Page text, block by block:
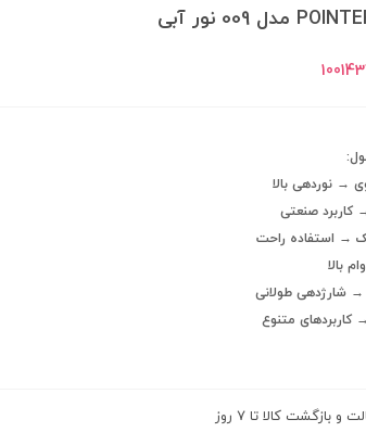
→ نوردهی بالا
کاربرد صنعتی
→ استفاده راحت
بالا
→ شارژدهی طولانی
متنوع
بازگشت کالا تا 7 روز